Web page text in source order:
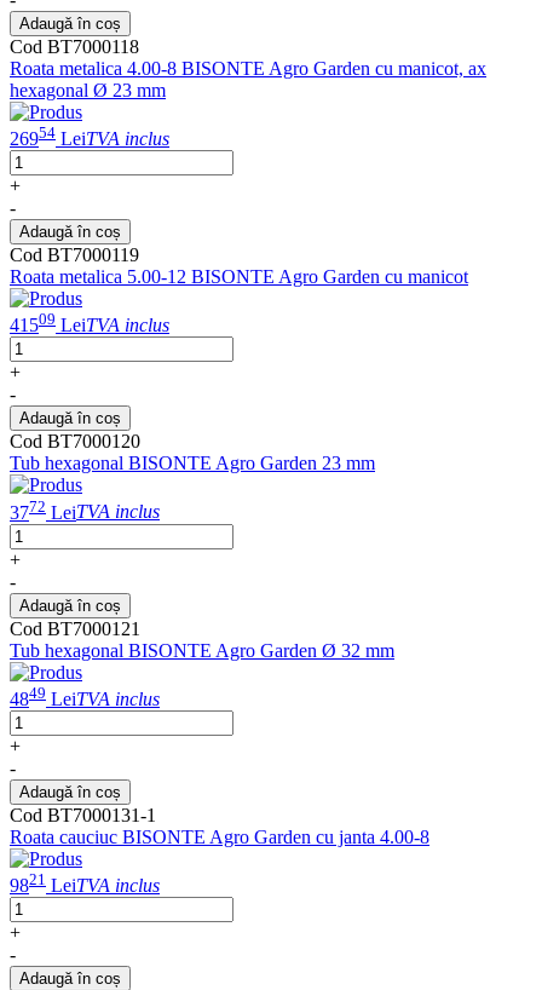
Adaugă în coș
Cod BT7000118
Roata metalica 4.00-8 BISONTE Agro Garden cu manicot, ax
hexagonal Ø 23 mm
26954 LeiTVA inclus
+
-
Adaugă în coș
Cod BT7000119
Roata metalica 5.00-12 BISONTE Agro Garden cu manicot
41509 LeiTVA inclus
+
-
Adaugă în coș
Cod BT7000120
Tub hexagonal BISONTE Agro Garden 23 mm
3772 LeiTVA inclus
+
-
Adaugă în coș
Cod BT7000121
Tub hexagonal BISONTE Agro Garden Ø 32 mm
4849 LeiTVA inclus
+
-
Adaugă în coș
Cod BT7000131-1
Roata cauciuc BISONTE Agro Garden cu janta 4.00-8
9821 LeiTVA inclus
+
-
Adaugă în coș